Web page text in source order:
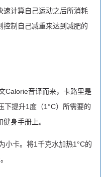
速计算自己运动之后所消耗
控制自己减重来达到减肥的
Calorie音译而来，卡路里是
下提升1度（1°C）所需要的
身手册上。
小卡。将1千克水加热1°C的